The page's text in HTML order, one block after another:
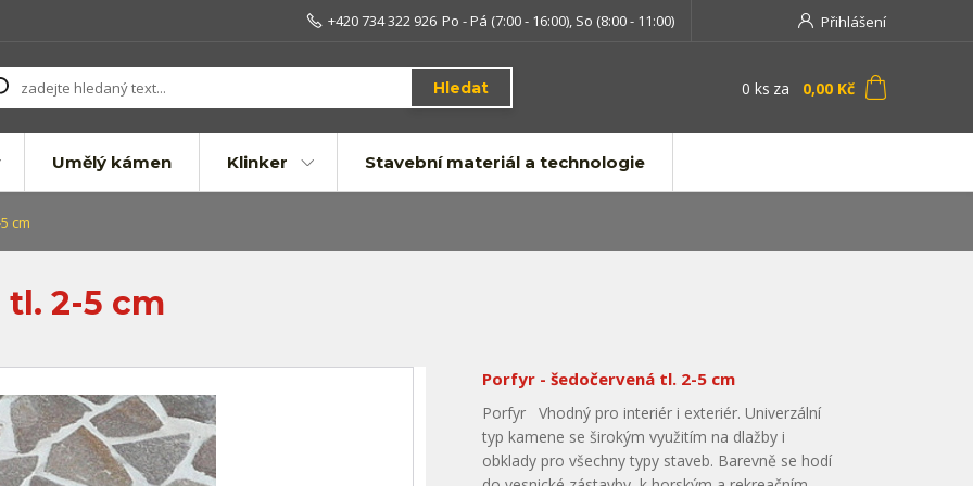
Přihlášení
Hledat
+420 734 322 926 Po - Pá (7:00 - 16:00), So (8:00 - 11:00)
0 ks za 0,00 Kč
Umělý kámen Klinker Stavební materiál a technologie
cm
2-5 cm
Porfyr - šedočervená tl. 2-5 cm
Porfyr Vhodný pro interiér i exteriér. Univerzální
typ kamene se širokým využitím na dlažby i
obklady pro všechny typy staveb. Barevně se hodí